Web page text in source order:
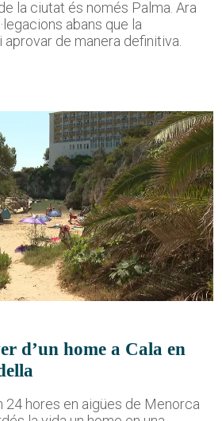
la ciutat és només Palma. Ara
abans que la
de manera definitiva.
d’un home a Cala en
24 hores en aigües de Menorca